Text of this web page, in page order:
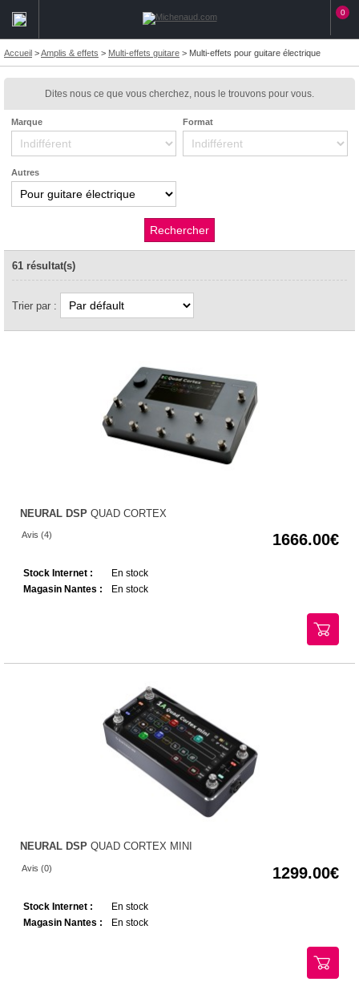
0
Accueil >Amplis & effets > Multi-effets guitare > Multi-effets pour guitare électrique
Dites nous ce que vous cherchez, nous le trouvons pour vous.
Marque Format
Autres
61 résultat(s)
Trier par :
NEURAL DSP QUAD CORTEX
Avis (4) 1666.00
Stock Internet :
En stock
Magasin Nantes :
En stock
NEURAL DSP QUAD CORTEX MINI
Avis (0) 1299.00
Stock Internet :
En stock
Magasin Nantes :
En stock